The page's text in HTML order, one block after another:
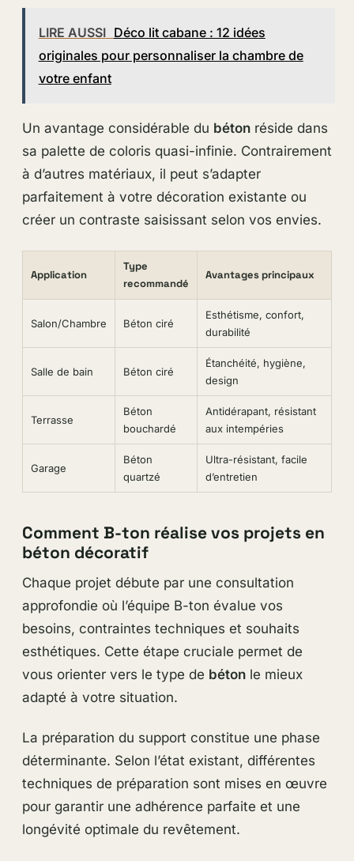
LIRE AUSSI Déco lit cabane : 12 idées
originales pour personnaliser la chambre de
votre enfant
Un avantage considérable du bétonréside dans
sa palette de coloris quasi-infinie. Contrairement
à d’autres matériaux, il peut s’adapter
parfaitement à votre décoration existante ou
créer un contraste saisissant selon vos envies.
Application
Type
recommandé
Avantages principaux
Salon/Chambre Béton ciré
Esthétisme, confort,
durabilité
Salle de bain Béton ciré
Étanchéité, hygiène,
design
Terrasse
Béton
bouchardé
Antidérapant, résistant
aux intempéries
Garage
Béton
quartzé
Ultra-résistant, facile
d’entretien
Comment B-ton réalise vos projets en
béton décoratif
Chaque projet débute par une consultation
approfondie où l’équipe B-ton évalue vos
besoins, contraintes techniques et souhaits
esthétiques. Cette étape cruciale permet de
vous orienter vers le type de bétonle mieux
adapté à votre situation.
La préparation du support constitue une phase
déterminante. Selon l’état existant, différentes
techniques de préparation sont mises en œuvre
pour garantir une adhérence parfaite et une
longévité optimale du revêtement.